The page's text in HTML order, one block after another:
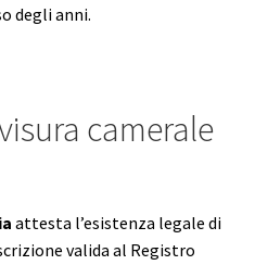
degli anni.
camerale
attesta l’esistenza legale di
valida al Registro